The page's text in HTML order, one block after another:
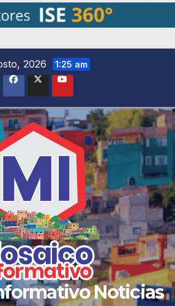
2026
1:25 am
Noticias